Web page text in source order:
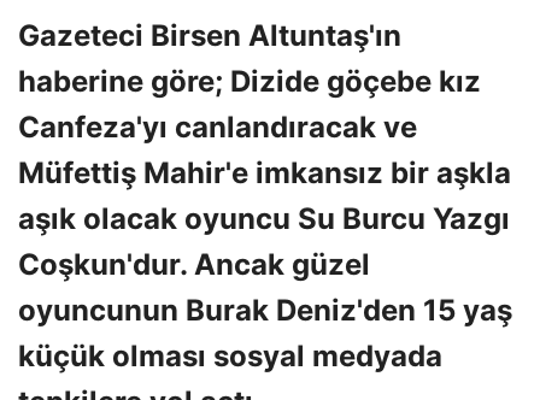
Gazeteci Birsen Altuntaş'ın
haberine göre; Dizide göçebe kız
Canfeza'yı canlandıracak ve
Müfettiş Mahir'e imkansız bir aşkla
aşık olacak oyuncu Su Burcu Yazgı
Coşkun'dur. Ancak güzel
oyuncunun Burak Deniz'den 15 yaş
küçük olması sosyal medyada